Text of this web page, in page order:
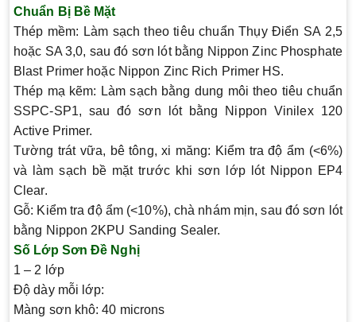
Chuẩn Bị Bề Mặt
Thép mềm: Làm sạch theo tiêu chuẩn Thụy Điển SA 2,5
hoặc SA 3,0, sau đó sơn lót bằng Nippon Zinc Phosphate
Blast Primer hoặc Nippon Zinc Rich Primer HS.
Thép mạ kẽm: Làm sạch bằng dung môi theo tiêu chuẩn
SSPC-SP1, sau đó sơn lót bằng Nippon Vinilex 120
Active Primer.
Tường trát vữa, bê tông, xi măng: Kiểm tra độ ẩm (<6%)
và làm sạch bề mặt trước khi sơn lớp lót Nippon EP4
Clear.
Gỗ: Kiểm tra độ ẩm (<10%), chà nhám mịn, sau đó sơn lót
bằng Nippon 2KPU Sanding Sealer.
Số Lớp Sơn Đề Nghị
1 – 2 lớp
Độ dày mỗi lớp:
Màng sơn khô: 40 microns